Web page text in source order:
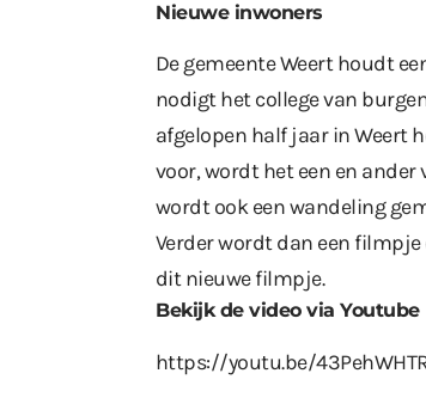
Nieuwe inwoners
De gemeente Weert houdt
nodigt het college van
afgelopen half jaar in Weert
voor, wordt het een en
wordt ook een wandeling
Verder wordt dan een
dit nieuwe filmpje.
Bekijk de video via Youtube
https://youtu.be/